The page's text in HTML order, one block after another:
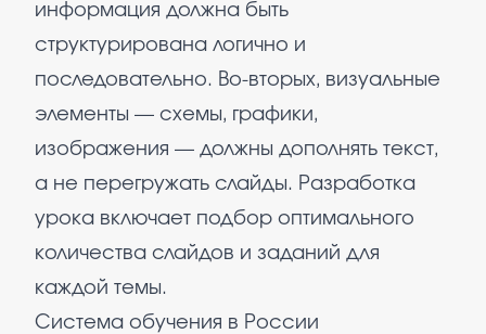
информация должна быть
структурирована логично и
последовательно. Во-вторых, визуальные
элементы — схемы, графики,
изображения — должны дополнять текст,
а не перегружать слайды. Разработка
урока включает подбор оптимального
количества слайдов и заданий для
каждой темы.
Система обучения в России